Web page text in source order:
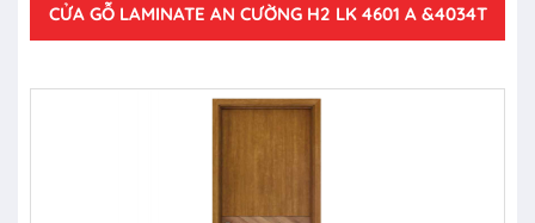
CỬA GỖ LAMINATE AN CƯỜNG H2 LK 4601 A &4034T